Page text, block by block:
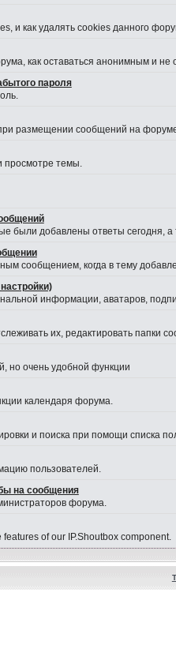
и как удалять cookies данного
как оставаться анонимным и
пароля
размещении сообщений на
просмотре темы.
были добавлены ответы сегодня,
сообщением, когда в тему
информации, аватаров,
их, редактировать папки
но очень удобной функции
календаря форума.
и поиска при помощи списка
пользователей.
на сообщения
форума.
of our IP.Shoutbox component.